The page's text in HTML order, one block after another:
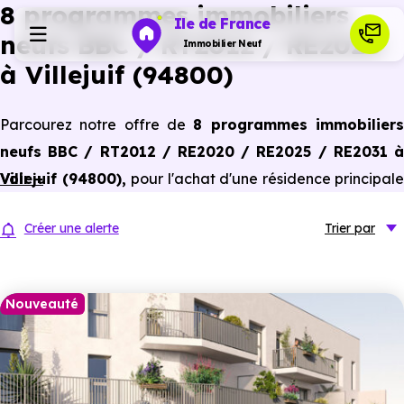
Ile de France
Immobilier Neuf
Investir
Ressources
Financer
8 programmes immobiliers
neufs BBC / RT2012 / RE2020
à Villejuif (94800)
Parcourez notre offre de 8 programmes immobiliers
neufs BBC / RT2012 / RE2020 / RE2025 / RE2031 à
Villejuif (94800), pour l'achat d'une résidence principale
normes de performances énergétiques, pour un gain
Voir +
Créer une alerte Trier par
Nouveauté